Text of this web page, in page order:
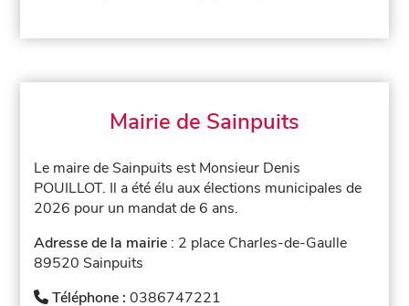
Mairie de Sainpuits
Le maire de Sainpuits est Monsieur Denis
POUILLOT. Il a été élu aux élections municipales de
2026 pour un mandat de 6 ans.
Adresse de la mairie : 2 place Charles-de-Gaulle
89520 Sainpuits
Téléphone :0386747221